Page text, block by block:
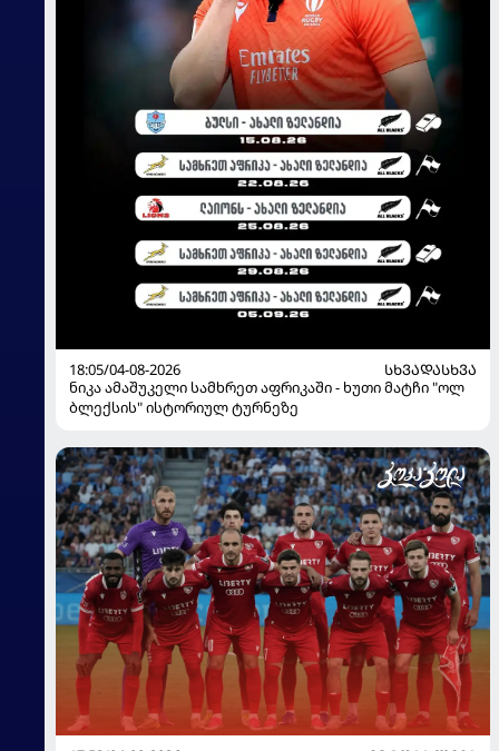
18:05/04-08-2026
ᲡᲮᲕᲐᲓᲐᲡᲮᲕᲐ
ნიკა ამაშუკელი სამხრეთ აფრიკაში - ხუთი მატჩი "ოლ
ბლექსის" ისტორიულ ტურნეზე